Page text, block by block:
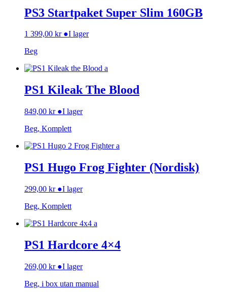
PS3 Startpaket Super Slim 160GB
1 399,00 kr ●I lager
Beg
PS1 Kileak The Blood
849,00 kr ●I lager
Beg, Komplett
PS1 Hugo Frog Fighter (Nordisk)
299,00 kr ●I lager
Beg, Komplett
PS1 Hardcore 4×4
269,00 kr ●I lager
Beg, i box utan manual